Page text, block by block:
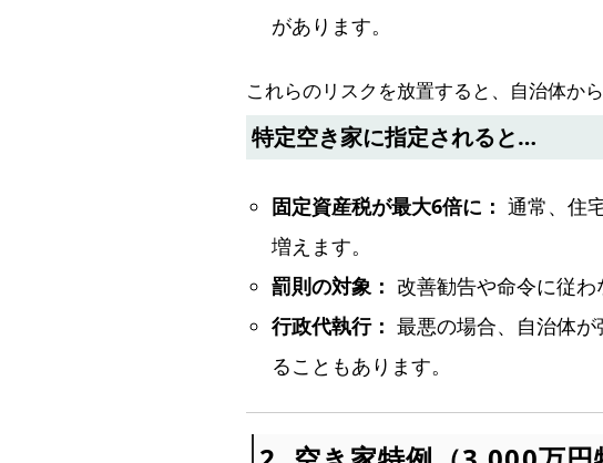
があります。
これらのリスクを放置すると、自治体から
特定空き家に指定されると…
固定資産税が最大6倍に： 通常、住
増えます。
罰則の対象： 改善勧告や命令に従わ
行政代執行： 最悪の場合、自治体
ることもあります。